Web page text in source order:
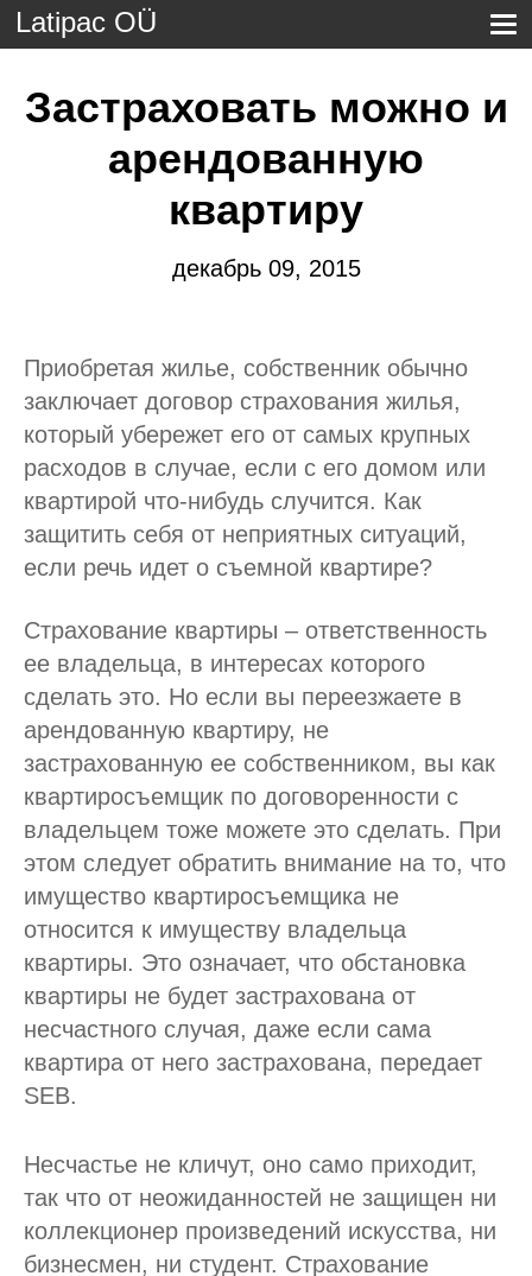
Latipac OÜ
Застраховать можно и
арендованную
квартиру
декабрь 09, 2015
Приобретая жилье, собственник обычно
заключает договор страхования жилья,
который убережет его от самых крупных
расходов в случае, если с его домом или
квартирой что-нибудь случится. Как
защитить себя от неприятных ситуаций,
если речь идет о съемной квартире?
Страхование квартиры – ответственность
ее владельца, в интересах которого
сделать это. Но если вы переезжаете в
арендованную квартиру, не
застрахованную ее собственником, вы как
квартиросъемщик по договоренности с
владельцем тоже можете это сделать. При
этом следует обратить внимание на то, что
имущество квартиросъемщика не
относится к имуществу владельца
квартиры. Это означает, что обстановка
квартиры не будет застрахована от
несчастного случая, даже если сама
квартира от него застрахована, передает
SEB.
Несчастье не кличут, оно само приходит,
так что от неожиданностей не защищен ни
коллекционер произведений искусства, ни
бизнесмен, ни студент. Страхование